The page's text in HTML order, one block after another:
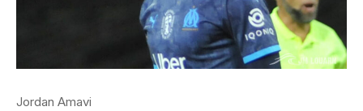
Jordan Amavi